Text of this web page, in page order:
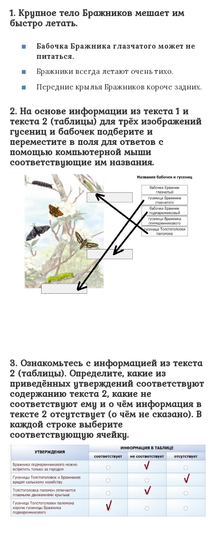
1. Крупное тело Бражников мешает им
быстро летать.
Бабочка Бражника глазчатого может не
питаться.
Бражники всегда летают очень тихо.
Передние крылья Бражников короче задних.
2. На основе информации из текста 1 и
текста 2 (таблицы) для трёх изображений
гусениц и бабочек подберите и
переместите в поля для ответов с
помощью компьютерной мыши
соответствующие им названия.
3. Ознакомьтесь с информацией из текста
2 (таблицы). Определите, какие из
приведённых утверждений соответствуют
содержанию текста 2, какие не
соответствуют ему и о чём информация в
тексте 2 отсутствует (о чём не сказано). В
каждой строке выберите
соответствующую ячейку.